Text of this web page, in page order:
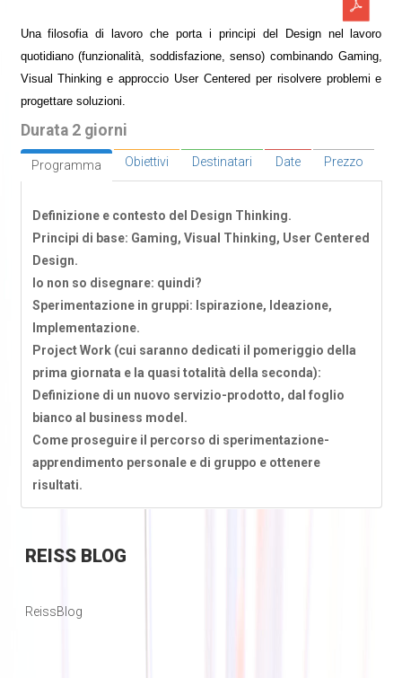
Una filosofia di lavoro che porta i principi del Design nel lavoro
quotidiano (funzionalità, soddisfazione, senso) combinando Gaming,
Visual Thinking e approccio User Centered per risolvere problemi e
progettare soluzioni.
Durata 2 giorni
Programma Obiettivi Destinatari Date Prezzo
Definizione e contesto del Design Thinking.
Principi di base: Gaming, Visual Thinking, User Centered
Design.
Io non so disegnare: quindi?
Sperimentazione in gruppi: Ispirazione, Ideazione,
Implementazione.
Project Work (cui saranno dedicati il pomeriggio della
prima giornata e la quasi totalità della seconda):
Definizione di un nuovo servizio-prodotto, dal foglio
bianco al business model.
Come proseguire il percorso di sperimentazione-
apprendimento personale e di gruppo e ottenere
risultati.
REISSBLOG
ReissBlog